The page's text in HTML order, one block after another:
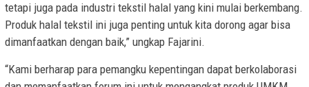
tetapi juga pada industri tekstil halal yang kini mulai berkembang.
Produk halal tekstil ini juga penting untuk kita dorong agar bisa
dimanfaatkan dengan baik,” ungkap Fajarini.
“Kami berharap para pemangku kepentingan dapat berkolaborasi